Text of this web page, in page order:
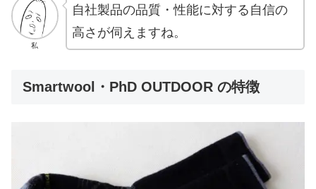
私
自社製品の品質・性能に対する自信の
高さが伺えますね。
Smartwool・PhD OUTDOOR の特徴